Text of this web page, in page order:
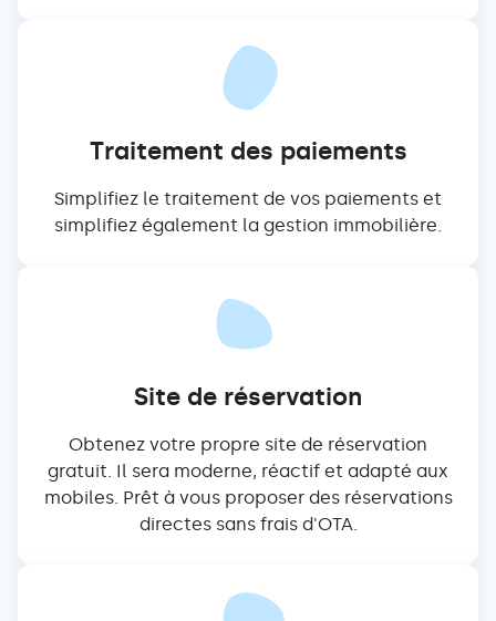
Traitement des paiements
Simplifiez le traitement de vos paiements et
simplifiez également la gestion immobilière.
Site de réservation
Obtenez votre propre site de réservation
gratuit. Il sera moderne, réactif et adapté aux
mobiles. Prêt à vous proposer des réservations
directes sans frais d'OTA.